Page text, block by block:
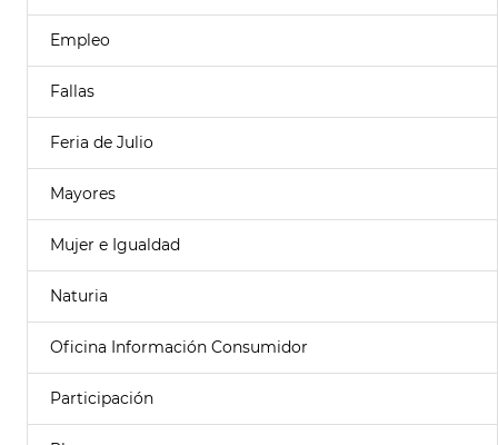
Empleo
Fallas
Feria de Julio
Mayores
Mujer e Igualdad
Naturia
Oficina Información Consumidor
Participación